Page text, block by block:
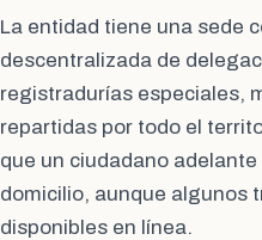
La entidad tiene una sede
descentralizada de
registradurías especiales,
repartidas por todo el
que un ciudadano
domicilio, aunque algunos
disponibles en línea.